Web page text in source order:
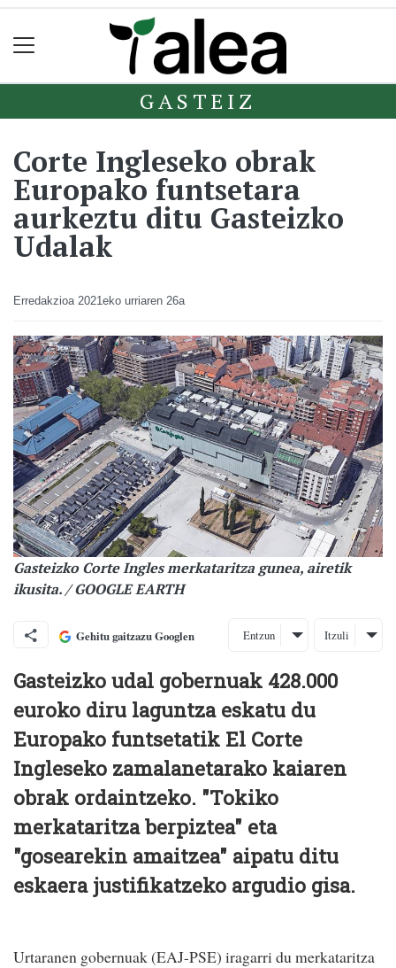
GASTEIZ
Corte Ingleseko obrak
Europako funtsetara
aurkeztu ditu Gasteizko
Udalak
Erredakzioa 2021eko urriaren 26a
Gasteizko Corte Ingles merkataritza gunea, airetik
ikusita. / GOOGLE EARTH
Gehitu gaitzazu Googlen Entzun Itzuli
Gasteizko udal gobernuak 428.000
euroko diru laguntza eskatu du
Europako funtsetatik El Corte
Ingleseko zamalanetarako kaiaren
obrak ordaintzeko. "Tokiko
merkataritza berpiztea" eta
"gosearekin amaitzea" aipatu ditu
eskaera justifikatzeko argudio gisa.
Urtaranen gobernuak (EAJ-PSE) iragarri du merkataritza